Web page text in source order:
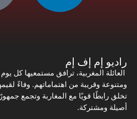
راديو إم إف إم
العائلة المغربية، ترافق مستمعيها كل
ومتنوعة وقريبة من اهتماماتهم. وفاءً
تخلق رابطًا قويًا مع المغاربة وتجمع
أصيلة ومشتركة.